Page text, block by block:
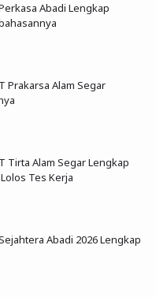
Abadi Lengkap
Prakarsa Alam Segar
Tirta Alam Segar Lengkap
Tes Kerja
Abadi 2026 Lengkap